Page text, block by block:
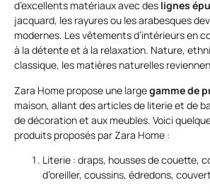
d’excellents matériaux avec des lignes
jacquard, les rayures ou les arabesques
modernes. Les vêtements d’intérieurs en
à la détente et à la relaxation. Nature,
classique, les matières naturelles
Zara Home propose une largegamme de
maison, allant des articles de literie et de
de décoration et aux meubles. Voici
produits proposés par Zara Home :
Literie : draps, housses de couette,
d’oreiller, coussins, édredons,